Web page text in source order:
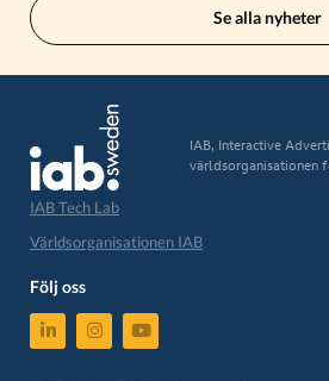
Se alla nyheter
IAB, Interactive
världsorganisationen
IAB Tech Lab
Världsorganisationen IAB
Följ oss